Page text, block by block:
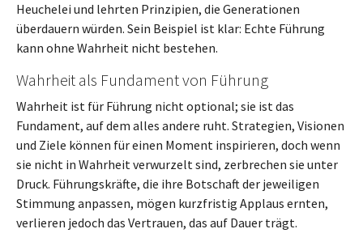
Heuchelei und lehrten Prinzipien, die Generationen
überdauern würden. Sein Beispiel ist klar: Echte Führung
kann ohne Wahrheit nicht bestehen.
Wahrheit als Fundament von Führung
Wahrheit ist für Führung nicht optional; sie ist das
Fundament, auf dem alles andere ruht. Strategien, Visionen
und Ziele können für einen Moment inspirieren, doch wenn
sie nicht in Wahrheit verwurzelt sind, zerbrechen sie unter
Druck. Führungskräfte, die ihre Botschaft der jeweiligen
Stimmung anpassen, mögen kurzfristig Applaus ernten,
verlieren jedoch das Vertrauen, das auf Dauer trägt.